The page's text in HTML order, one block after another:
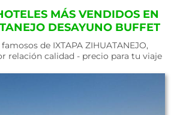
MÁS VENDIDOS EN
DESAYUNO BUFFET
de IXTAPA ZIHUATANEJO,
relación calidad - precio para tu viaje